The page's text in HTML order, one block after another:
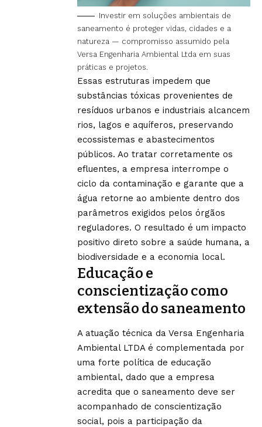
Investir em soluções ambientais de
saneamento é proteger vidas, cidades e a
natureza — compromisso assumido pela
Versa Engenharia Ambiental Ltda em suas
práticas e projetos.
Essas estruturas impedem que
substâncias tóxicas provenientes de
resíduos urbanos e industriais alcancem
rios, lagos e aquíferos, preservando
ecossistemas e abastecimentos
públicos. Ao tratar corretamente os
efluentes, a empresa interrompe o
ciclo da contaminação e garante que a
água retorne ao ambiente dentro dos
parâmetros exigidos pelos órgãos
reguladores. O resultado é um impacto
positivo direto sobre a saúde humana, a
biodiversidade e a economia local.
Educação e
conscientização como
extensão do saneamento
A atuação técnica da Versa Engenharia
Ambiental LTDA é complementada por
uma forte política de educação
ambiental, dado que a empresa
acredita que o saneamento deve ser
acompanhado de conscientização
social, pois a participação da